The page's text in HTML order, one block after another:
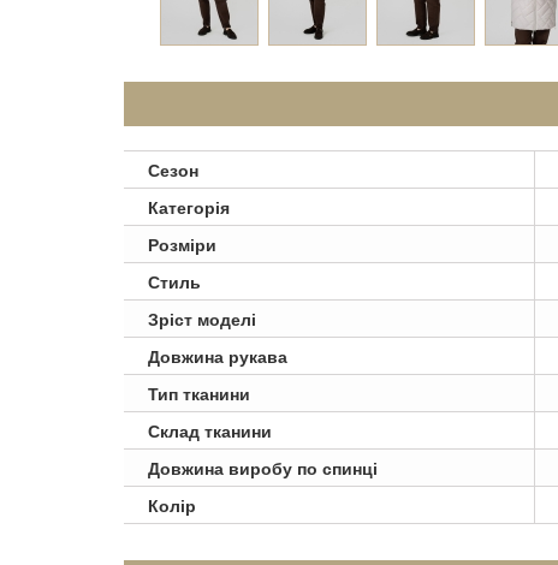
Сезон
Категорія
Розміри
Стиль
Зріст моделі
Довжина рукава
Тип тканини
Склад тканини
Довжина виробу по спинці
Колір